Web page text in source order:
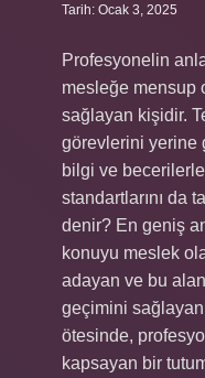
Tarih: Ocak 3, 2025
Profesyonelin
mesleğe mensup
sağlayan kişidir.
görevlerini yerine
bilgi ve
standartlarını da
denir? En geniş
konuyu meslek
adayan ve bu
geçimini sağlayan
ötesinde,
kapsayan bir